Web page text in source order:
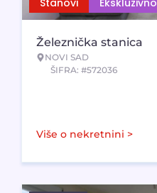
Stanovi Ekskluzivno
Železnička stanica
NOVI SAD
ŠIFRA: #572036
Više o nekretnini >